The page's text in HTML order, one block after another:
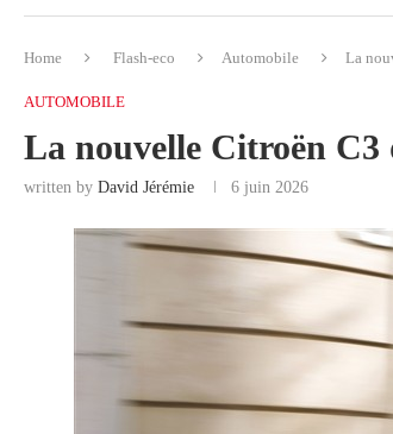
BOURSE
COMMERCE
Home Flash-eco Automobile La
AUTOMOBILE
La nouvelle Citroën
written by David Jérémie 6 juin 2026